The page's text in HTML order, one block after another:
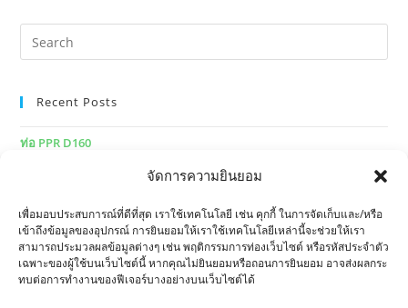
จัดการความยินยอม
เพื่อมอบประสบการณ์ที่ดีที่สุด เราใช้เทคโนโลยี เช่น คุกกี้ ในการจัดเก็บและ/หรือ
เข้าถึงข้อมูลของอุปกรณ์ การยินยอมให้เราใช้เทคโนโลยีเหล่านี้จะช่วยให้เรา
สามารถประมวลผลข้อมูลต่างๆ เช่น พฤติกรรมการท่องเว็บไซต์ หรือรหัสประจำตัว
เฉพาะของผู้ใช้บนเว็บไซต์นี้ หากคุณไม่ยินยอมหรือถอนการยินยอม อาจส่งผลกระ
ทบต่อการทำงานของฟีเจอร์บางอย่างบนเว็บไซต์ได้
Recent Posts
ท่อ PPR D160
ท่อ PPR มาตรฐานเยอรมนี
PP-R Pipe vs Steel Pipe
การทำงานของระบบปรับอากาศ (HVAC)
PP-RCT คืออะไร